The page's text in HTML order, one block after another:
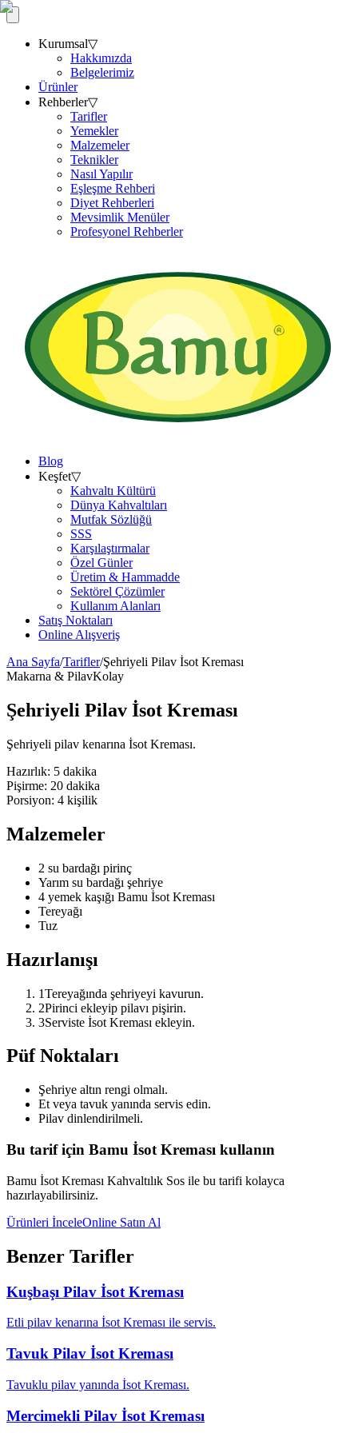
Kurumsal▽
Hakkımızda
Belgelerimiz
Ürünler
Rehberler▽
Tarifler
Yemekler
Malzemeler
Teknikler
Nasıl Yapılır
Eşleşme Rehberi
Diyet Rehberleri
Mevsimlik Menüler
Profesyonel Rehberler
Blog
Keşfet▽
Kahvaltı Kültürü
Dünya Kahvaltıları
Mutfak Sözlüğü
SSS
Karşılaştırmalar
Özel Günler
Üretim & Hammadde
Sektörel Çözümler
Kullanım Alanları
Satış Noktaları
Online Alışveriş
Ana Sayfa/Tarifler/Şehriyeli Pilav İsot Kreması
Makarna & PilavKolay
Şehriyeli Pilav İsot Kreması
Şehriyeli pilav kenarına İsot Kreması.
Hazırlık: 5 dakika
Pişirme: 20 dakika
Porsiyon: 4 kişilik
Malzemeler
2 su bardağı pirinç
Yarım su bardağı şehriye
4 yemek kaşığı Bamu İsot Kreması
Tereyağı
Tuz
Hazırlanışı
1Tereyağında şehriyeyi kavurun.
2Pirinci ekleyip pilavı pişirin.
3Serviste İsot Kreması ekleyin.
Püf Noktaları
Şehriye altın rengi olmalı.
Et veya tavuk yanında servis edin.
Pilav dinlendirilmeli.
Bu tarif için Bamu İsot Kreması kullanın
Bamu İsot Kreması Kahvaltılık Sos ile bu tarifi kolayca
hazırlayabilirsiniz.
Ürünleri İnceleOnline Satın Al
Benzer Tarifler
Kuşbaşı Pilav İsot Kreması
Etli pilav kenarına İsot Kreması ile servis.
Tavuk Pilav İsot Kreması
Tavuklu pilav yanında İsot Kreması.
Mercimekli Pilav İsot Kreması